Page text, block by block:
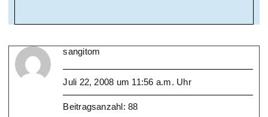
sangitom
Juli 22, 2008 um 11:56 a.m. Uhr
Beitragsanzahl: 88